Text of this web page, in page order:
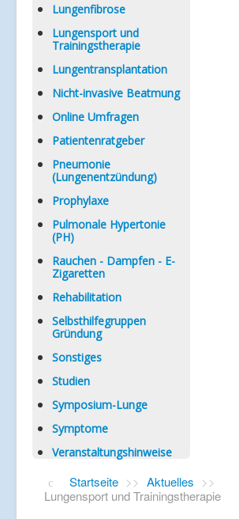
Lungenfibrose
Lungensport und
Trainingstherapie
Lungentransplantation
Nicht-invasive Beatmung
Online Umfragen
Patientenratgeber
Pneumonie
(Lungenentzündung)
Prophylaxe
Pulmonale Hypertonie
(PH)
Rauchen - Dampfen - E-
Zigaretten
Rehabilitation
Selbsthilfegruppen
Gründung
Sonstiges
Studien
Symposium-Lunge
Symptome
Veranstaltungshinweise
Startseite >> Aktuelles >>
Lungensport und Trainingstherapie